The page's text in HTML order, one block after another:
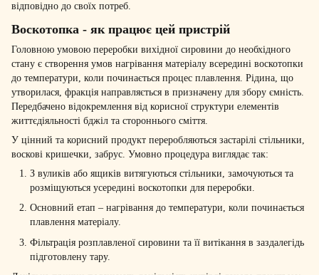
відповідно до своїх потреб.
Воскотопка - як працює цей пристрій
Головною умовою переробки вихідної сировини до необхідного
стану є створення умов нагрівання матеріалу всередині воскотопки
до температури, коли починається процес плавлення. Рідина, що
утворилася, фракція направляється в призначену для збору ємність.
Передбачено відокремлення від корисної структури елементів
життєдіяльності бджіл та стороннього сміття.
У цінний та корисний продукт переробляються застарілі стільники,
воскові кришечки, забрус. Умовно процедура виглядає так:
З вуликів або ящиків витягуються стільники, замочуються та
розміщуються усередині воскотопки для переробки.
Основний етап – нагрівання до температури, коли починається
плавлення матеріалу.
Фільтрація розплавленої сировини та її витікання в заздалегідь
підготовлену тару.